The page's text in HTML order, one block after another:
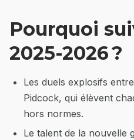
Pourquoi
2025-2026 ?
Les duels explosifs
Pidcock, qui élèvent
hors normes.
Le talent de la nouvelle